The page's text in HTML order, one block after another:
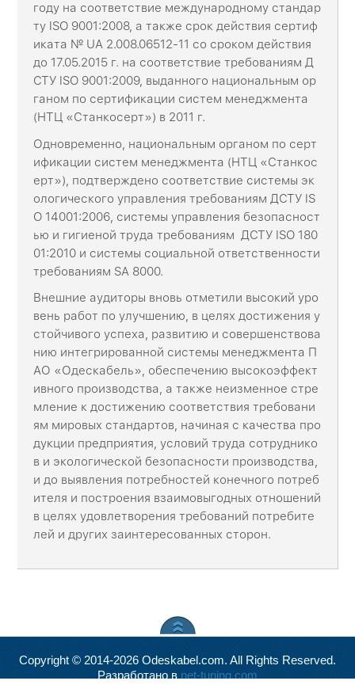
году на соответствие международному стандар
ту ISO 9001:2008, а также срок действия сертиф
иката № UA 2.008.06512-11 со сроком действия
до 17.05.2015 г. на соответствие требованиям Д
СТУ ISO 9001:2009, выданного национальным ор
ганом по сертификации систем менеджмента
(НТЦ «Станкосерт») в 2011 г.
Одновременно, национальным органом по серт
ификации систем менеджмента (НТЦ «Станкос
ерт»), подтверждено соответствие системы эк
ологического управления требованиям ДСТУ IS
O 14001:2006, системы управления безопасност
ью и гигиеной труда требованиям ДСТУ ISO 180
01:2010 и системы социальной ответственности
требованиям SA 8000.
Внешние аудиторы вновь отметили высокий уро
вень работ по улучшению, в целях достижения у
стойчивого успеха, развитию и совершенствова
нию интегрированной системы менеджмента П
АО «Одескабель», обеспечению высокоэффект
ивного производства, а также неизменное стре
мление к достижению соответствия требовани
ям мировых стандартов, начиная с качества про
дукции предприятия, условий труда сотруднико
в и экологической безопасности производства,
и до выявления потребностей конечного потреб
ителя и построения взаимовыгодных отношений
в целях удовлетворения требований потребите
лей и других заинтересованных сторон.
Copyright © 2014-2026 Odeskabel.com. All Rights Reserved.
Разработано в net-tuning.com